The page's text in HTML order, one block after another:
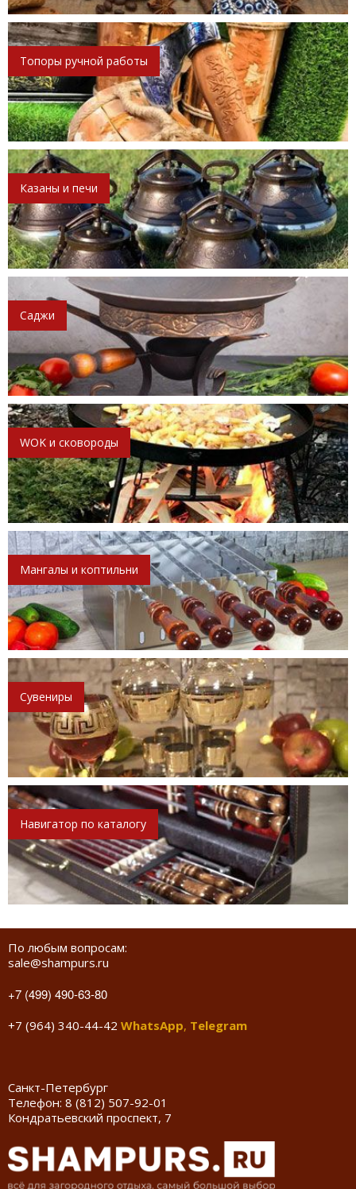
Топоры ручной работы
Казаны и печи
Саджи
WOK и сковороды
Мангалы и коптильни
Сувениры
Навигатор по каталогу
По любым вопросам:
sale@shampurs.ru
+7 (499) 490-63-80
+7 (964) 340-44-42 WhatsApp, Telegram
Санкт-Петербург
Телефон: 8 (812) 507-92-01
Кондратьевский проспект, 7